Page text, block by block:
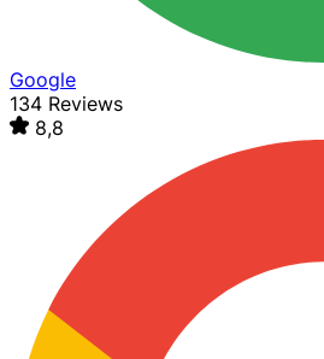
Google
134 Reviews
8,8